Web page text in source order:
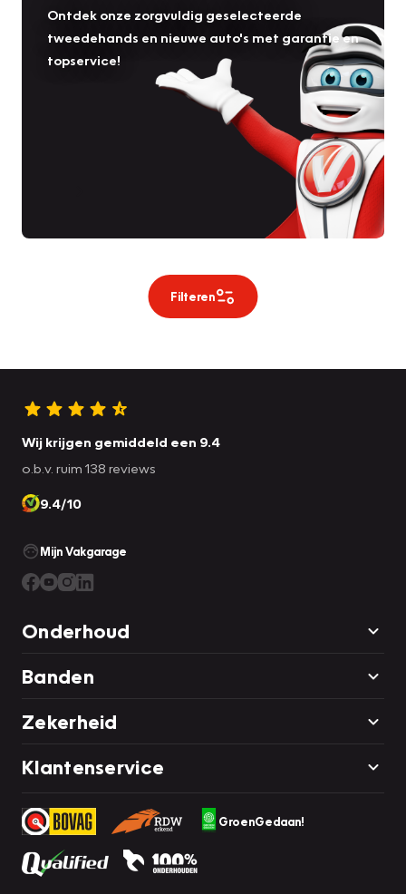
Ontdek onze zorgvuldig geselecteerde
tweedehands en nieuwe auto's met garantie en
topservice!
Filteren
Wij krijgen gemiddeld een 9.4
o.b.v. ruim 138 reviews
9.4/10
Mijn Vakgarage
Onderhoud
Banden
Zekerheid
Klantenservice
GroenGedaan!